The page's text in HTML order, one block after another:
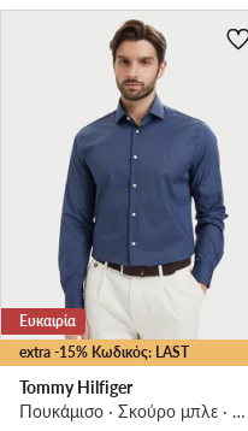
extra -15% Κωδικός: LAST
Ευκαιρία
Tommy Hilfiger
Πουκάμισο · Σκούρο μπλε · Regular Fit